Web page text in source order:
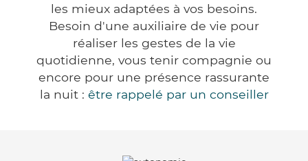
les mieux adaptées à vos besoins.
Besoin d'une auxiliaire de vie pour
réaliser les gestes de la vie
quotidienne, vous tenir compagnie ou
encore pour une présence rassurante
la nuit : être rappelé par un conseiller